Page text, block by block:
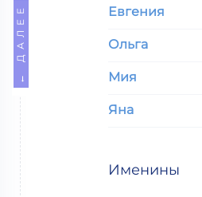
← ДАЛЕЕ Евгения
Ольга
Мия
Яна
Именины